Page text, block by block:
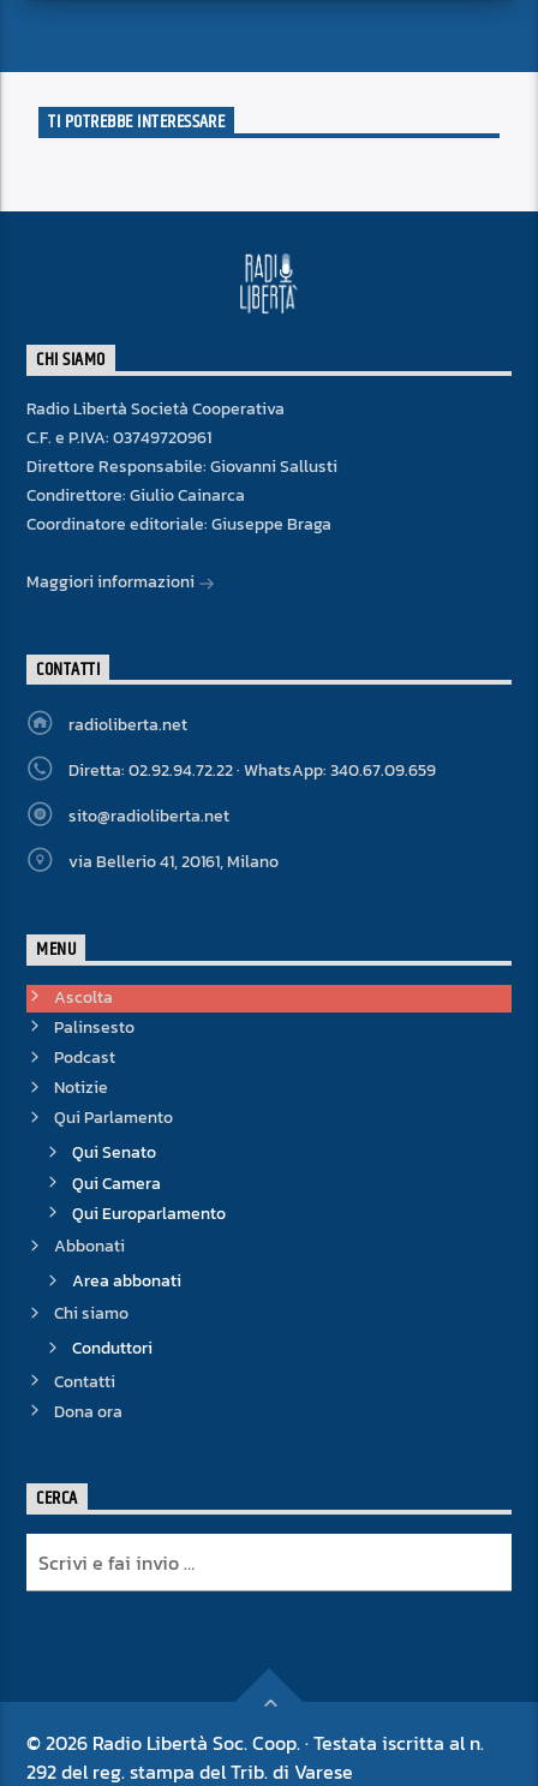
TI POTREBBE INTERESSARE
CHI SIAMO
Radio Libertà Società Cooperativa
C.F. e P.IVA: 03749720961
Direttore Responsabile: Giovanni Sallusti
Condirettore: Giulio Cainarca
Coordinatore editoriale: Giuseppe Braga
Maggiori informazioni
CONTATTI
radioliberta.net
Diretta: 02.92.94.72.22 · WhatsApp: 340.67.09.659
sito@radioliberta.net
via Bellerio 41, 20161, Milano
MENU
Ascolta
Palinsesto
Podcast
Notizie
Qui Parlamento
Qui Senato
Qui Camera
Qui Europarlamento
Abbonati
Area abbonati
Chi siamo
Conduttori
Contatti
Dona ora
CERCA
© 2026 Radio Libertà Soc. Coop. · Testata iscritta al n.
292 del reg. stampa del Trib. di Varese